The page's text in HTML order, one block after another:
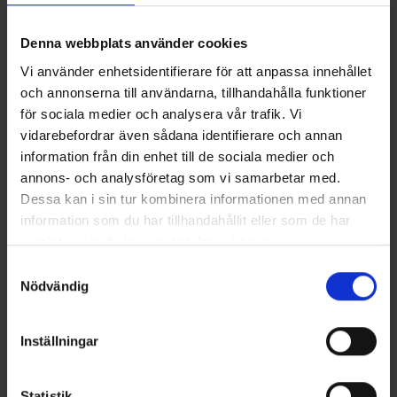
Denna webbplats använder cookies
Vi använder enhetsidentifierare för att anpassa innehållet
och annonserna till användarna, tillhandahålla funktioner
för sociala medier och analysera vår trafik. Vi
vidarebefordrar även sådana identifierare och annan
information från din enhet till de sociala medier och
annons- och analysföretag som vi samarbetar med.
Dessa kan i sin tur kombinera informationen med annan
information som du har tillhandahållit eller som de har
samlat in när du har använt deras tjänster.
Nödvändig
Inställningar
- Olive Green
- Pierre Monjarret V2
Andra gillade även
Mieko Smolt 13gr - Red Star